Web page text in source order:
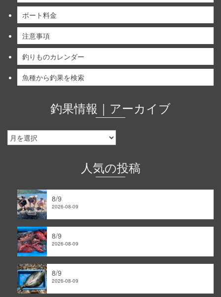
ボート料金
注意事項
釣りものカレンダー
魚種から釣果を検索
釣果情報｜アーカイブ
釣
果
人気の投稿
8/9
2026-08-09
8/9
2026-08-09
8/9
2026-08-09